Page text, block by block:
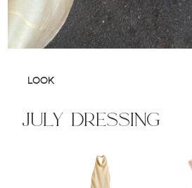
LOOK
july dressing